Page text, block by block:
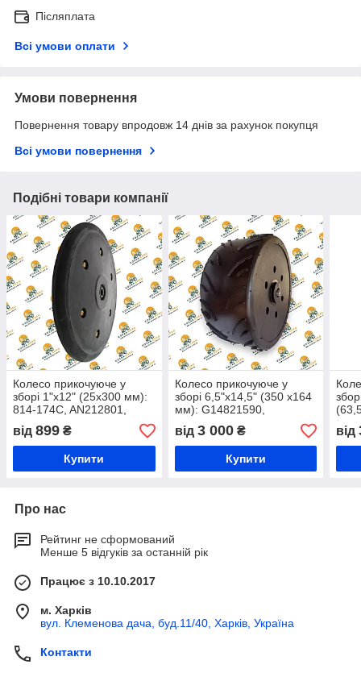
Післяплата
Всі умови оплати
Умови повернення
Повернення товару впродовж 14 днів за рахунок покупця
Всі умови повернення
Подібні товари компанії
Колесо прикочуюче у
зборі 1"x12" (25x300 мм):
814-174C, AN212801,
AC825817, GA6434
від 899 ₴
Купити
Колесо прикочуюче у
зборі 6,5"x14,5" (350 х164
мм): G14821590,
K3648350, AC819900
від 3 000₴
Купити
від
Про нас
Рейтинг не сформований
Менше 5 відгуків за останній рік
Працює з 10.10.2017
м. Харків
вул. Клеменова дача, буд.11/40, Харків, Україна
Контакти